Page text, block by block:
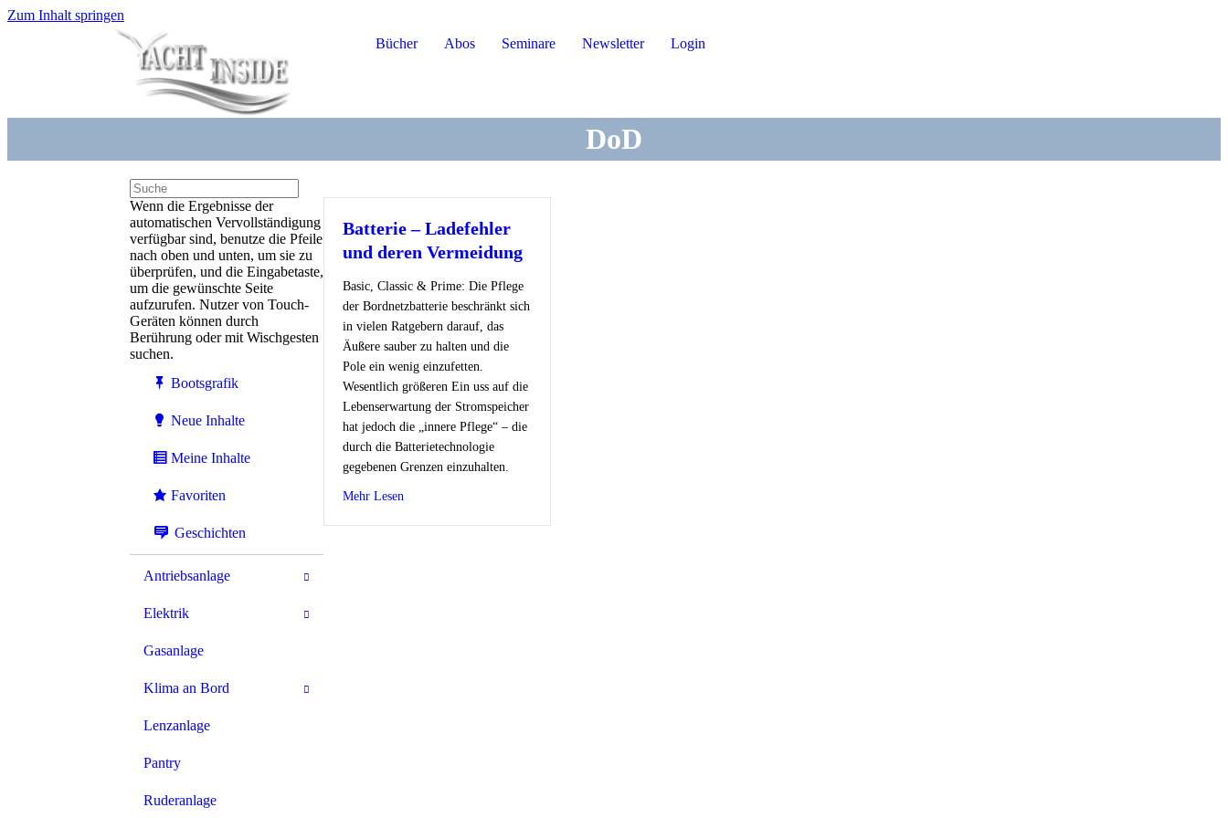
Zum Inhalt springen
Bücher
Abos Seminare Newsletter Login
DoD
Wenn die Ergebnisse der
automatischen Vervollständigung
verfügbar sind, benutze die Pfeile
nach oben und unten, um sie zu
überprüfen, und die Eingabetaste,
um die gewünschte Seite
aufzurufen. Nutzer von Touch-
Geräten können durch
Berührung oder mit Wischgesten
suchen.
Bootsgrafik
Neue Inhalte
Meine Inhalte
Favoriten
Geschichten
Antriebsanlage
Elektrik
Gasanlage
Klima an Bord
Lenzanlage
Pantry
Ruderanlage
Batterie – Ladefehler
und deren Vermeidung
Basic, Classic & Prime: Die Pflege
der Bordnetzbatterie beschränkt sich
in vielen Ratgebern darauf, das
Äußere sauber zu halten und die
Pole ein wenig einzufetten.
Wesentlich größeren Ein uss auf die
Lebenserwartung der Stromspeicher
hat jedoch die „innere Pflege“ – die
durch die Batterietechnologie
gegebenen Grenzen einzuhalten.
Mehr Lesen